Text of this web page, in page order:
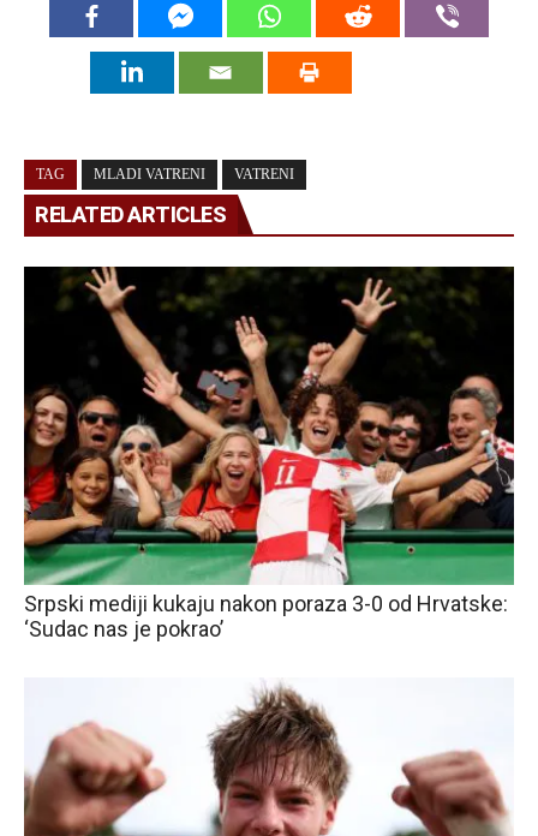
TAG MLADI VATRENI VATRENI
RELATED ARTICLES
Srpski mediji kukaju nakon poraza 3-0 od Hrvatske:
‘Sudac nas je pokrao’